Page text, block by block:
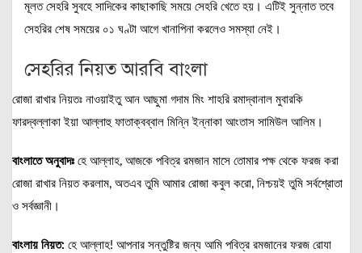
মূলত সেহরি সুবহে সাদিকের কাছাকাছি সময়ে সেহরি খেতে হয়। এটিই সুন্নাত তবে
সেহরির শেষ সময়ের ০১ ঘণ্টা আগে খানাপিনা করলেও সমস্যা নেই।
সেহরির নিয়ত আরবি বাংলা
রোজা রাখার নিয়তঃ নাওয়াইতু আন আছুমা গদাম মিং শাহরি রমাদ্বানাল মুবারকি
ফারদ্বল্লাকা ইয়া আল্লাহু ফাতাক্বব্বাল মিন্নি ইন্নাকা আংতাস সামিউল আলিম।
বাংলাতে অনুবাদঃ হে আল্লাহ, আজকে পবিত্র রমজান মাসে তোমার পক্ষ থেকে ফরজ করা
রোজা রাখার নিয়ত করলাম, অতএব তুমি আমার রোজা কবুল করো, নিশ্চয়ই তুমি সর্বশ্রোতা
ও সর্বজ্ঞানী।
বাংলায় নিয়ত: হে আল্লাহ! আপনার সন্তুষ্টির জন্য আমি পবিত্র রমজানের ফরজ রোযা